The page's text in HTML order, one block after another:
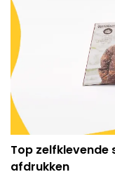
Top zelfklevende
afdrukken